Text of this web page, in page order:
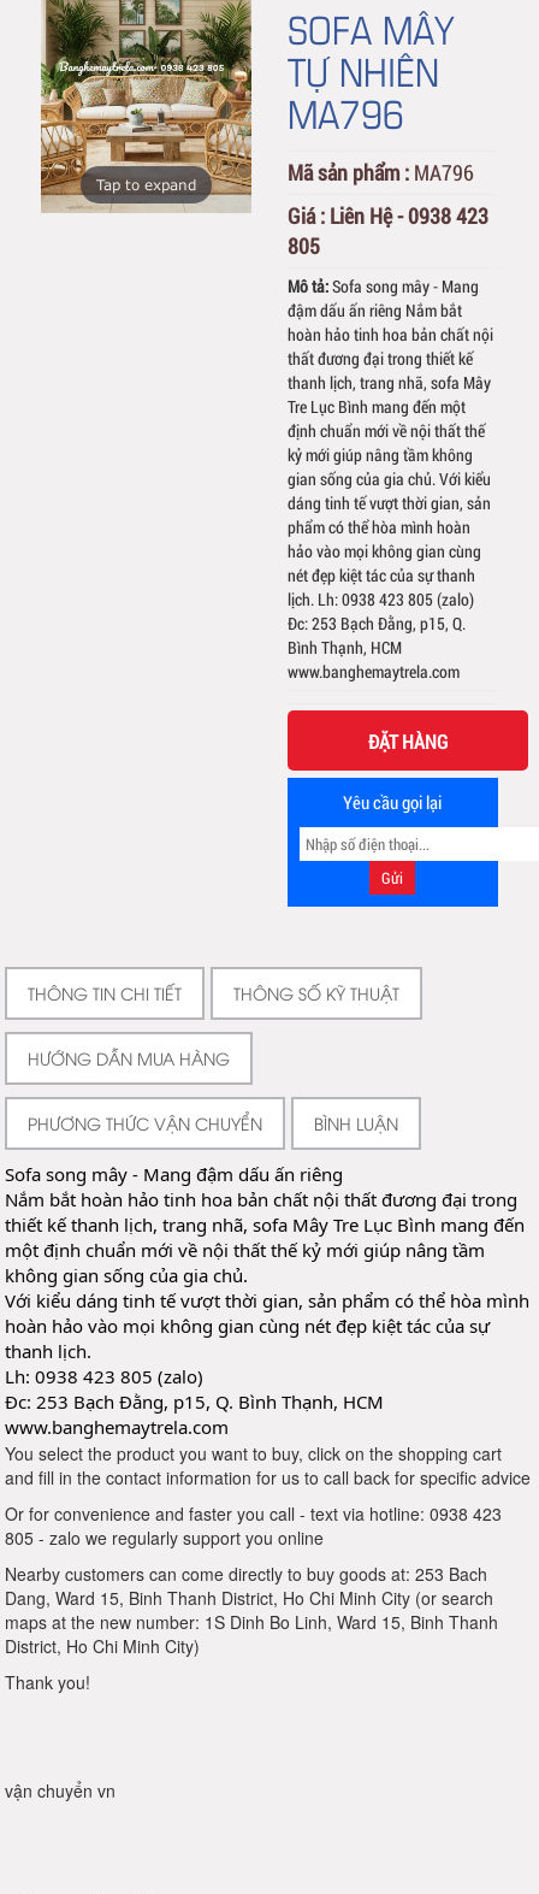
Tap to expand
SOFA MÂY
TỰ NHIÊN
MA796
Mã sản phẩm : MA796
Giá : Liên Hệ - 0938 423
805
Mô tả:Sofa song mây - Mang
đậm dấu ấn riêng Nắm bắt
hoàn hảo tinh hoa bản chất nội
thất đương đại trong thiết kế
thanh lịch, trang nhã, sofa Mây
Tre Lục Bình mang đến một
định chuẩn mới về nội thất thế
kỷ mới giúp nâng tầm không
gian sống của gia chủ. Với kiểu
dáng tinh tế vượt thời gian, sản
phẩm có thể hòa mình hoàn
hảo vào mọi không gian cùng
nét đẹp kiệt tác của sự thanh
lịch. Lh: 0938 423 805 (zalo)
Đc: 253 Bạch Đằng, p15, Q.
Bình Thạnh, HCM
www.banghemaytrela.com
ĐẶT HÀNG
Yêu cầu gọi lại
THÔNG TIN CHI TIẾT THÔNG SỐ KỸ THUẬT
HƯỚNG DẪN MUA HÀNG
PHƯƠNG THỨC VẬN CHUYỂN BÌNH LUẬN
Sofa song mây - Mang đậm dấu ấn riêng
Nắm bắt hoàn hảo tinh hoa bản chất nội thất đương đại trong
thiết kế thanh lịch, trang nhã, sofa Mây Tre Lục Bình mang đến
một định chuẩn mới về nội thất thế kỷ mới giúp nâng tầm
không gian sống của gia chủ.
Với kiểu dáng tinh tế vượt thời gian, sản phẩm có thể hòa mình
hoàn hảo vào mọi không gian cùng nét đẹp kiệt tác của sự
thanh lịch.
Lh: 0938 423 805 (zalo)
Đc: 253 Bạch Đằng, p15, Q. Bình Thạnh, HCM
www.banghemaytrela.com
You select the product you want to buy, click on the shopping cart
and fill in the contact information for us to call back for specific advice
Or for convenience and faster you call - text via hotline: 0938 423
805 - zalo we regularly support you online
Nearby customers can come directly to buy goods at: 253 Bach
Dang, Ward 15, Binh Thanh District, Ho Chi Minh City (or search
maps at the new number: 1S Dinh Bo Linh, Ward 15, Binh Thanh
District, Ho Chi Minh City)
Thank you!
vận chuyển vn